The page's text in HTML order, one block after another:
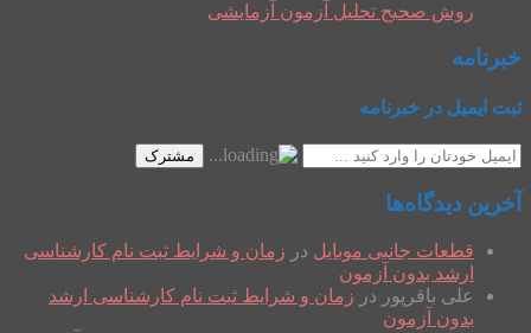
روش صحیح تحلیل آزمون آزمایشی
خبرنامه
ثبت ایمیل در خبرنامه
مشترک
آخرین دیدگاه‌ها
قطعات جانبی موبایل در زمان و شرایط ثبت نام کارشناسی
ارشد بدون آزمون
علی باقرپور در زمان و شرایط ثبت نام کارشناسی ارشد
بدون آزمون